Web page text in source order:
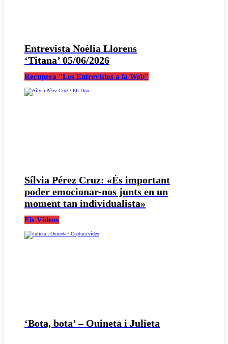
Entrevista Noèlia Llorens
‘Titana’ 05/06/2026
Recupera "Les Entrevistes a la Web"
Sílvia Pérez Cruz: «És important
poder emocionar-nos junts en un
moment tan individualista»
Els Vídeos
‘Bota, bota’ – Ouineta i Julieta